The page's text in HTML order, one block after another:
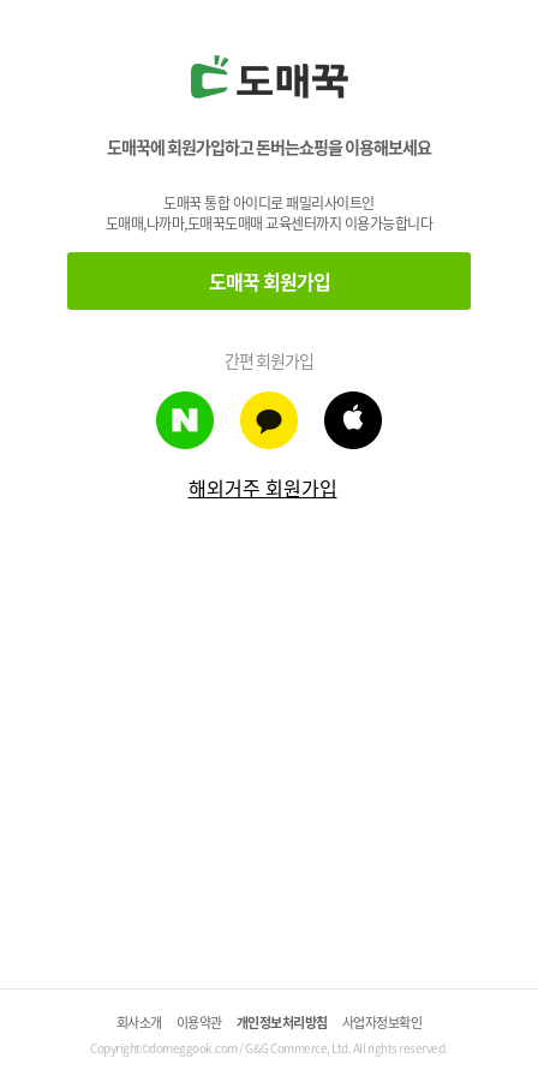
도매꾹에 회원가입하고 돈버는쇼핑을 이용해보세요
도매꾹 통합 아이디로 패밀리사이트인
도매매,나까마,도매꾹도매매 교육센터까지 이용가능합니다
도매꾹 회원가입
간편 회원가입
해외거주 회원가입
회사소개 이용약관 개인정보처리방침 사업자정보확인
Copyright©domeggook.com / G&G Commerce, Ltd. All rights reserved.